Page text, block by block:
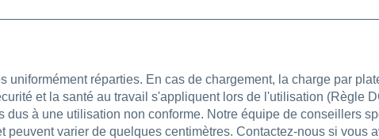
uniformément réparties. En cas de chargement, la charge par
et la santé au travail s'appliquent lors de l'utilisation (Règle
à une utilisation non conforme. Notre équipe de conseillers
varier de quelques centimètres. Contactez-nous si vous